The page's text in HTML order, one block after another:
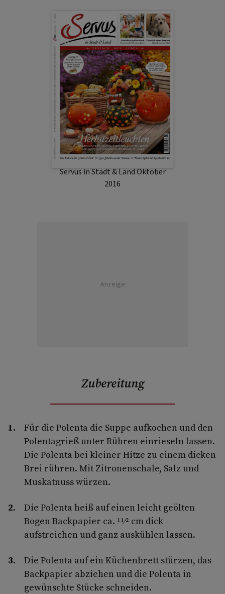
Servus in Stadt & Land Oktober
2016
Anzeige
Zubereitung
Für die Polenta die Suppe aufkochen und den
Polentagrieß unter Rühren einrieseln lassen.
Die Polenta bei kleiner Hitze zu einem dicken
Brei rühren. Mit Zitronenschale, Salz und
Muskatnuss würzen.
Die Polenta heiß auf einen leicht geölten
Bogen Backpapier ca. 11⁄2 cm dick
aufstreichen und ganz auskühlen lassen.
Die Polenta auf ein Küchenbrett stürzen, das
Backpapier abziehen und die Polenta in
gewünschte Stücke schneiden.